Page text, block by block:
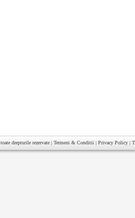
toate drepturile rezervate | Termeni & Conditii | Privacy Policy |